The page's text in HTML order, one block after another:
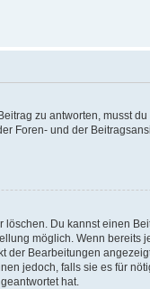
zu antworten, musst
und der
Du kannst einen
möglich. Wenn
Bearbeitungen
jedoch, falls sie es für
hat.